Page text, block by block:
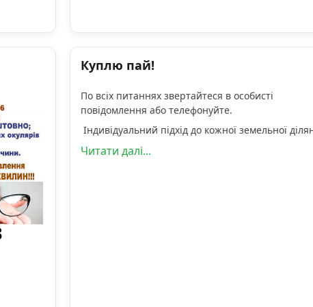
Куплю пай!
По всіх питаннях звертайтеся в особисті
повідомлення або телефонуйте.
Індивідуальний підхід до кожної земельної
Читати далі...